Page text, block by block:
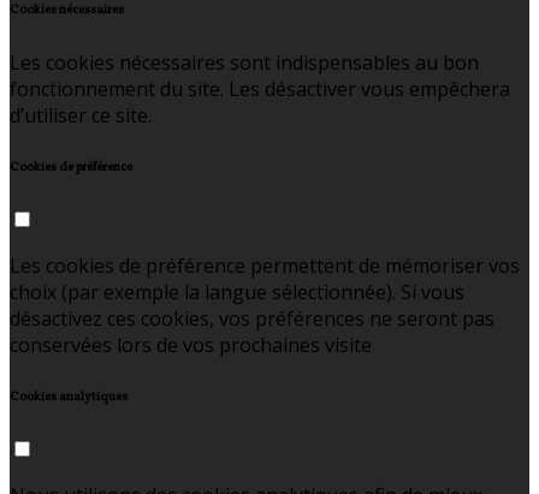
Cookies nécessaires
Les cookies nécessaires sont indispensables au bon
fonctionnement du site. Les désactiver vous empêchera
d’utiliser ce site.
Cookies de préférence
Les cookies de préférence permettent de mémoriser vos
choix (par exemple la langue sélectionnée). Si vous
désactivez ces cookies, vos préférences ne seront pas
conservées lors de vos prochaines visite
Cookies analytiques